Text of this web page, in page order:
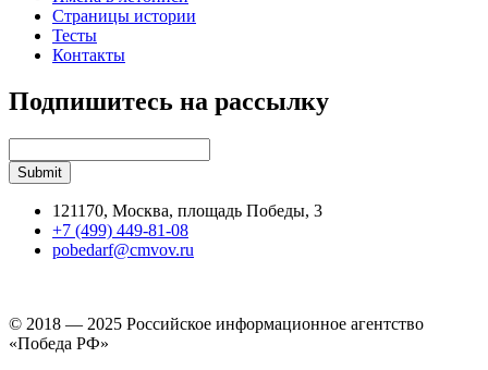
Страницы истории
Тесты
Контакты
Подпишитесь на рассылку
121170, Москва, площадь Победы, 3
+7 (499) 449-81-08
pobedarf@cmvov.ru
© 2018 — 2025 Российское информационное агентство
«Победа РФ»